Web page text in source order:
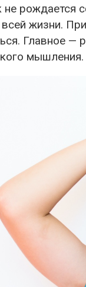
не рождается
всей жизни.
Главное —